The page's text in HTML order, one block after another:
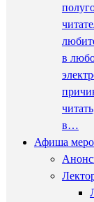
в
в…
Афиша